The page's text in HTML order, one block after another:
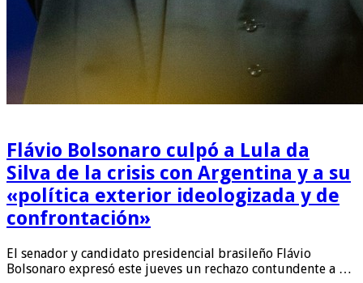
Flávio Bolsonaro culpó a Lula da
Silva de la crisis con Argentina y a su
«política exterior ideologizada y de
confrontación»
El senador y candidato presidencial brasileño Flávio
Bolsonaro expresó este jueves un rechazo contundente a …